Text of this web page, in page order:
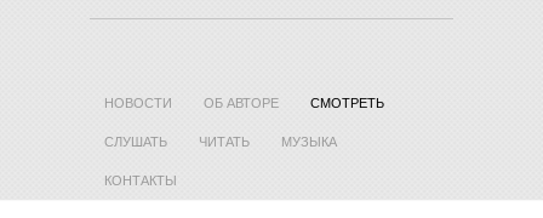
НОВОСТИ ОБ АВТОРЕ СМОТРЕТЬ
СЛУШАТЬ ЧИТАТЬ МУЗЫКА
КОНТАКТЫ